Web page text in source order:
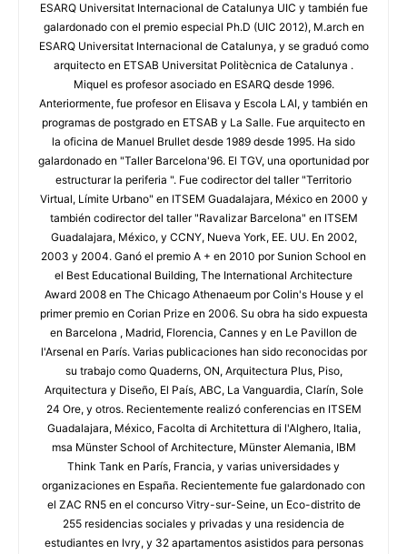
ESARQ Universitat Internacional de Catalunya UIC y también fue
galardonado con el premio especial Ph.D (UIC 2012), M.arch en
ESARQ Universitat Internacional de Catalunya, y se graduó como
arquitecto en ETSAB Universitat Politècnica de Catalunya .
Miquel es profesor asociado en ESARQ desde 1996.
Anteriormente, fue profesor en Elisava y Escola LAI, y también en
programas de postgrado en ETSAB y La Salle. Fue arquitecto en
la oficina de Manuel Brullet desde 1989 desde 1995. Ha sido
galardonado en "Taller Barcelona'96. El TGV, una oportunidad por
estructurar la periferia ". Fue codirector del taller "Territorio
Virtual, Límite Urbano" en ITSEM Guadalajara, México en 2000 y
también codirector del taller "Ravalizar Barcelona" en ITSEM
Guadalajara, México, y CCNY, Nueva York, EE. UU. En 2002,
2003 y 2004. Ganó el premio A + en 2010 por Sunion School en
el Best Educational Building, The International Architecture
Award 2008 en The Chicago Athenaeum por Colin's House y el
primer premio en Corian Prize en 2006. Su obra ha sido expuesta
en Barcelona , Madrid, Florencia, Cannes y en Le Pavillon de
l'Arsenal en París. Varias publicaciones han sido reconocidas por
su trabajo como Quaderns, ON, Arquitectura Plus, Piso,
Arquitectura y Diseño, El País, ABC, La Vanguardia, Clarín, Sole
24 Ore, y otros. Recientemente realizó conferencias en ITSEM
Guadalajara, México, Facolta di Architettura di l'Alghero, Italia,
msa Münster School of Architecture, Münster Alemania, IBM
Think Tank en París, Francia, y varias universidades y
organizaciones en España. Recientemente fue galardonado con
el ZAC RN5 en el concurso Vitry-sur-Seine, un Eco-distrito de
255 residencias sociales y privadas y una residencia de
estudiantes en Ivry, y 32 apartamentos asistidos para personas